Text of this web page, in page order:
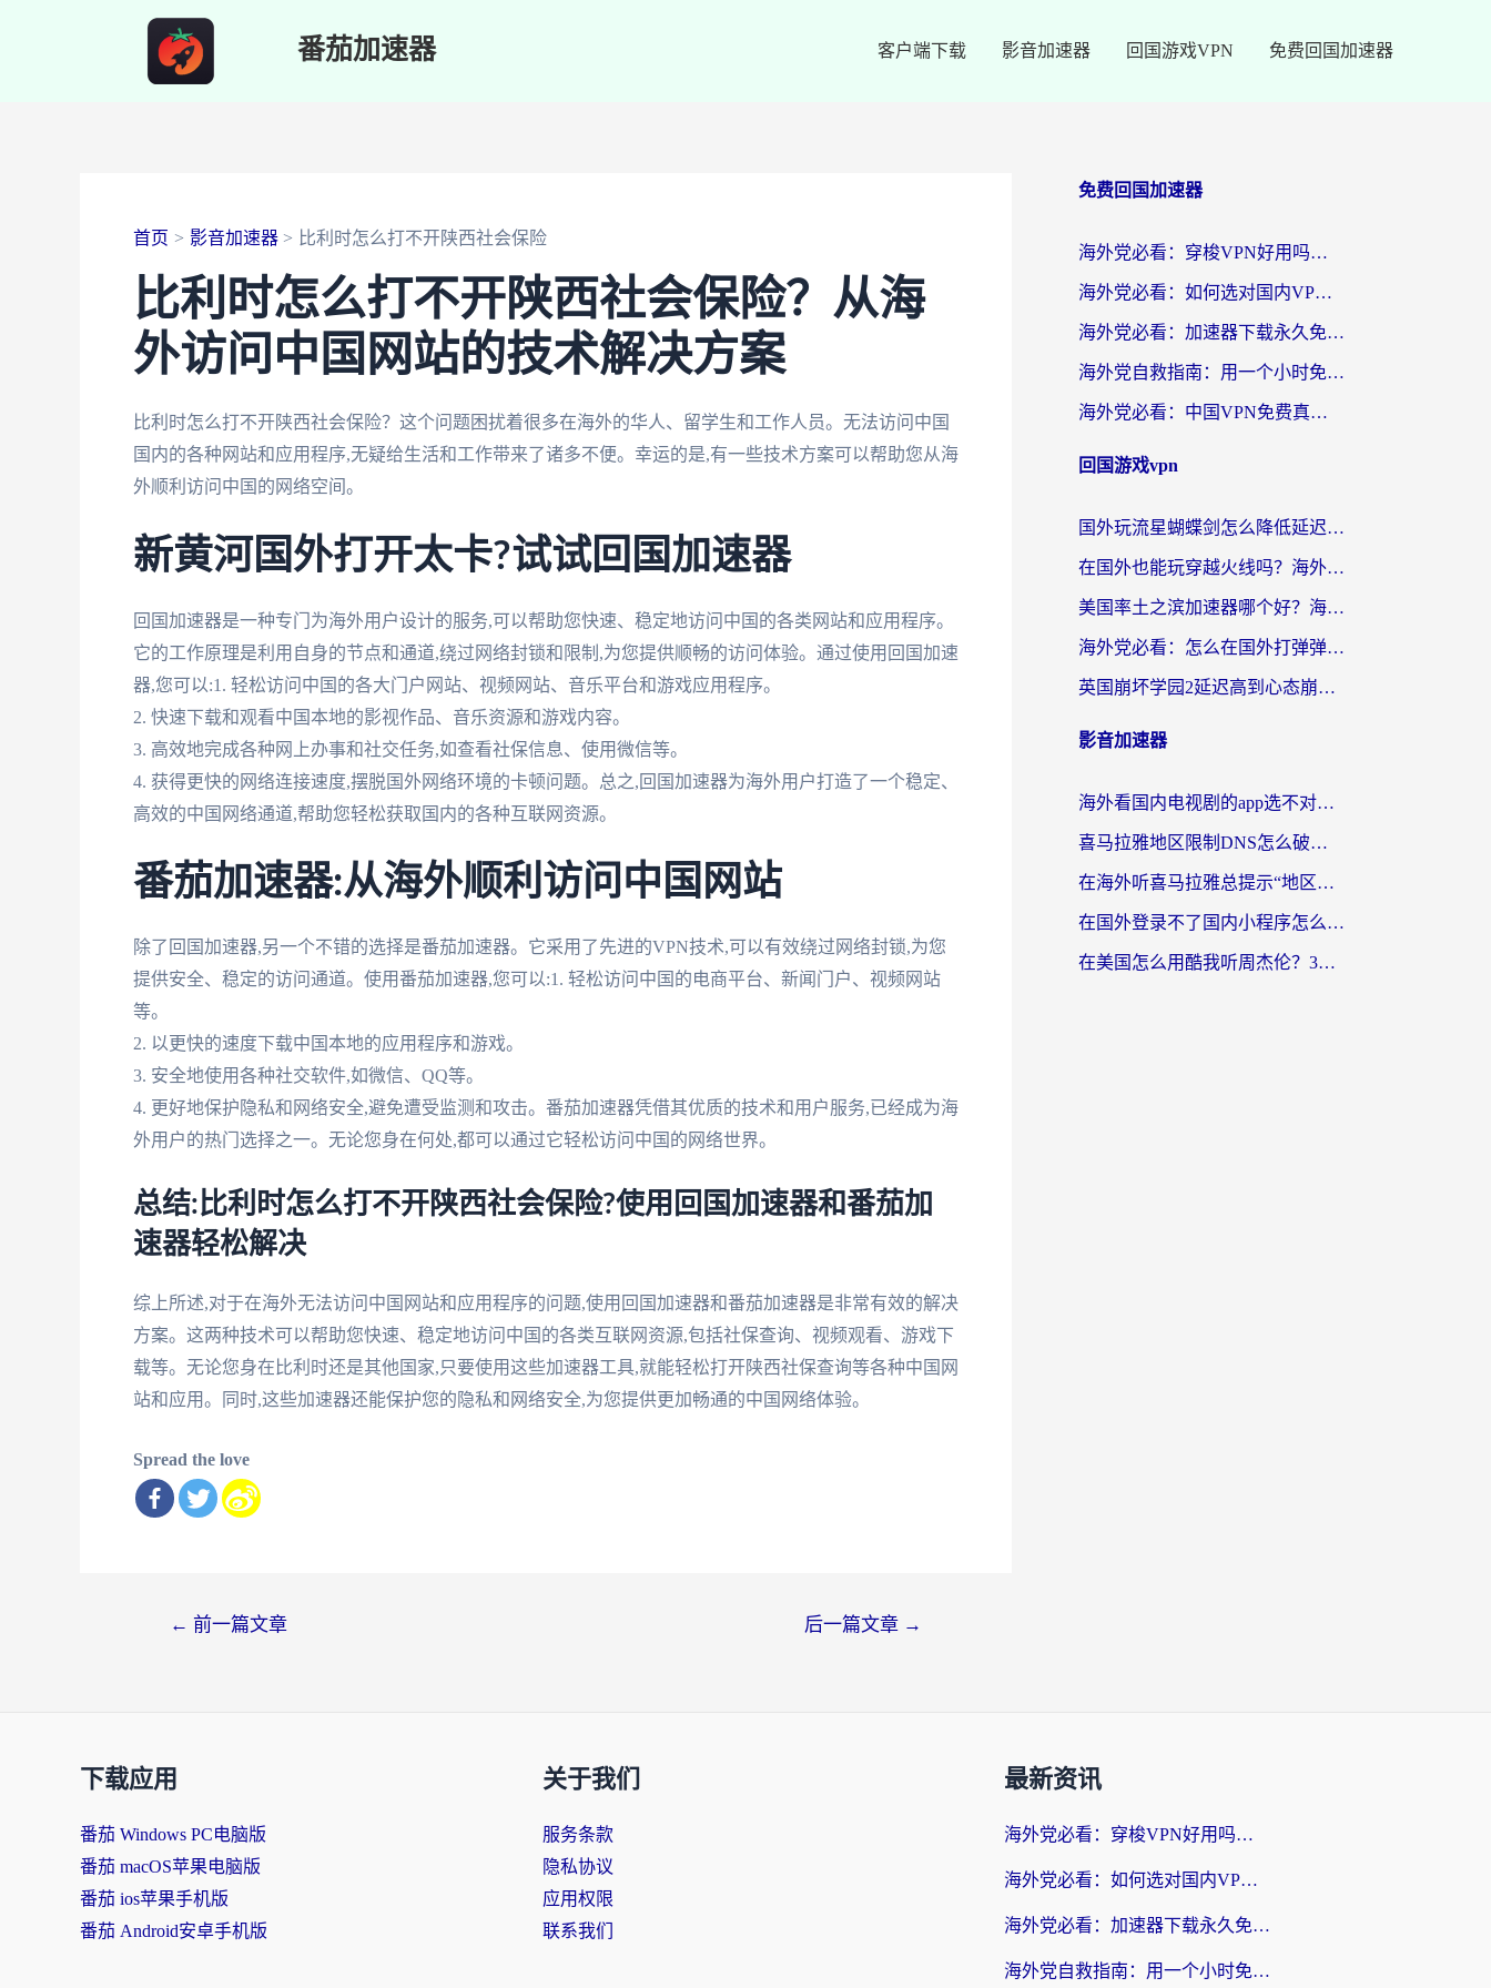
番茄加速器 客户端下载 影音加速器 回国游戏VPN 免费回国加速器
首页 影音加速器 比利时怎么打不开陕西社会保险
比利时怎么打不开陕西社会保险？从海
外访问中国网站的技术解决方案
比利时怎么打不开陕西社会保险？这个问题困扰着很多在海外的华人、留学生和工作人员。无法访问中国
国内的各种网站和应用程序,无疑给生活和工作带来了诸多不便。幸运的是,有一些技术方案可以帮助您从海
外顺利访问中国的网络空间。
新黄河国外打开太卡?试试回国加速器
回国加速器是一种专门为海外用户设计的服务,可以帮助您快速、稳定地访问中国的各类网站和应用程序。
它的工作原理是利用自身的节点和通道,绕过网络封锁和限制,为您提供顺畅的访问体验。通过使用回国加速
器,您可以:1. 轻松访问中国的各大门户网站、视频网站、音乐平台和游戏应用程序。
2. 快速下载和观看中国本地的影视作品、音乐资源和游戏内容。
3. 高效地完成各种网上办事和社交任务,如查看社保信息、使用微信等。
4. 获得更快的网络连接速度,摆脱国外网络环境的卡顿问题。总之,回国加速器为海外用户打造了一个稳定、
高效的中国网络通道,帮助您轻松获取国内的各种互联网资源。
番茄加速器:从海外顺利访问中国网站
除了回国加速器,另一个不错的选择是番茄加速器。它采用了先进的VPN技术,可以有效绕过网络封锁,为您
提供安全、稳定的访问通道。使用番茄加速器,您可以:1. 轻松访问中国的电商平台、新闻门户、视频网站
等。
2. 以更快的速度下载中国本地的应用程序和游戏。
3. 安全地使用各种社交软件,如微信、QQ等。
4. 更好地保护隐私和网络安全,避免遭受监测和攻击。番茄加速器凭借其优质的技术和用户服务,已经成为海
外用户的热门选择之一。无论您身在何处,都可以通过它轻松访问中国的网络世界。
总结:比利时怎么打不开陕西社会保险?使用回国加速器和番茄加
速器轻松解决
综上所述,对于在海外无法访问中国网站和应用程序的问题,使用回国加速器和番茄加速器是非常有效的解决
方案。这两种技术可以帮助您快速、稳定地访问中国的各类互联网资源,包括社保查询、视频观看、游戏下
载等。无论您身在比利时还是其他国家,只要使用这些加速器工具,就能轻松打开陕西社保查询等各种中国网
站和应用。同时,这些加速器还能保护您的隐私和网络安全,为您提供更加畅通的中国网络体验。
Spread the love
← 前一篇文章 后一篇文章 →
免费回国加速器
海外党必看：穿梭VPN好用吗？和云帆VPN对比哪个回国效果更好？附真实测评+避坑指南
海外党必看：如何选对国内VPN，实现无缝访问国内资源？
海外党必看：加速器下载永久免费版真的存在吗？教你无缝访问国内资源的正确姿势
海外党自救指南：用一个小时免费加速器，轻松打破国内资源访问壁垒？
海外党必看：中国VPN免费真的靠谱吗？手把手教你选对回国加速器
回国游戏vpn
国外玩流星蝴蝶剑怎么降低延迟？海外党必看的加速秘籍（含欧洲鸣潮&彩虹岛优化攻略）
在国外也能玩穿越火线吗？海外玩家国服游戏畅玩终极指南
美国率土之滨加速器哪个好？海外党国服游戏畅玩终极指南（附多游戏解决方案）
海外党必看：怎么在国外打弹弹堂不卡？番茄加速器亲测指南
英国崩坏学园2延迟高到心态崩？海外党国服游戏加速终极指南
影音加速器
海外看国内电视剧的app选不对？这份回国加速器避坑指南帮你流畅追剧
喜马拉雅地区限制DNS怎么破？海外党听国内音乐听书的终极解决方案
在海外听喜马拉雅总提示“地区限制”？3步轻松解除+听国内音乐全攻略
在国外登录不了国内小程序怎么办？选对回国加速器，轻松解锁国内资源
在美国怎么用酷我听周杰伦？3步搞定海外听歌难题
下载应用
番茄 Windows PC电脑版
番茄 macOS苹果电脑版
番茄 ios苹果手机版
番茄 Android安卓手机版
关于我们
服务条款
隐私协议
应用权限
联系我们
最新资讯
海外党必看：穿梭VPN好用吗？和云帆VPN对比哪个回国效果更好？附真实测评+避坑指南
海外党必看：如何选对国内VPN，实现无缝访问国内资源？
海外党必看：加速器下载永久免费版真的存在吗？教你无缝访问国内资源的正确姿势
海外党自救指南：用一个小时免费加速器，轻松打破国内资源访问壁垒？